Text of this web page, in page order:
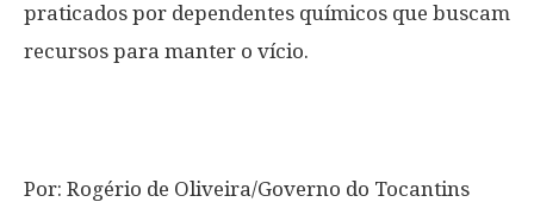
praticados por dependentes químicos que buscam
recursos para manter o vício.
Por: Rogério de Oliveira/Governo do Tocantins